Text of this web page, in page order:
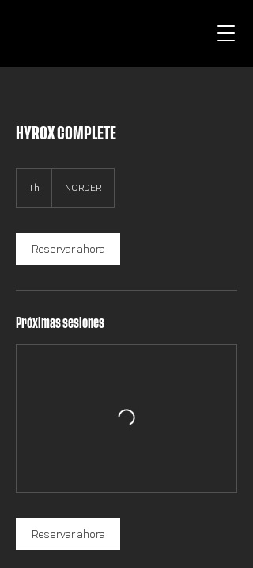
HYROX COMPLETE
1 h NORDER
Reservar ahora
Próximas sesiones
Reservar ahora